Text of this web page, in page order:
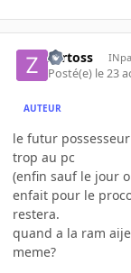
zartoss
Posté(e) le 23
AUTEUR
le futur
trop au pc
(enfin sauf le jour
enfait pour le
restera.
quand a la ram
meme?